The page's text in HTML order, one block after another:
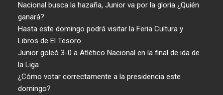
Nacional busca la hazaña, Junior va por la gloria ¿Quién
ganará?
Hasta este domingo podrá visitar la Feria Cultura y
Libros de El Tesoro
Junior goleó 3-0 a Atlético Nacional en la final de ida de
la Liga
¿Cómo votar correctamente a la presidencia este
domingo?